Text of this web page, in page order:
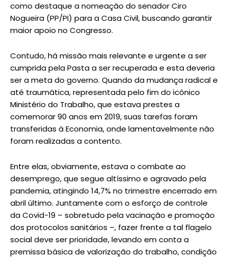
como destaque a nomeação do senador Ciro
Nogueira (PP/PI) para a Casa Civil, buscando garantir
maior apoio no Congresso.
Contudo, há missão mais relevante e urgente a ser
cumprida pela Pasta a ser recuperada e esta deveria
ser a meta do governo. Quando da mudança radical e
até traumática, representada pelo fim do icônico
Ministério do Trabalho, que estava prestes a
comemorar 90 anos em 2019, suas tarefas foram
transferidas à Economia, onde lamentavelmente não
foram realizadas a contento.
Entre elas, obviamente, estava o combate ao
desemprego, que segue altíssimo e agravado pela
pandemia, atingindo 14,7% no trimestre encerrado em
abril último. Juntamente com o esforço de controle
da Covid-19 – sobretudo pela vacinação e promoção
dos protocolos sanitários –, fazer frente a tal flagelo
social deve ser prioridade, levando em conta a
premissa básica de valorização do trabalho, condição